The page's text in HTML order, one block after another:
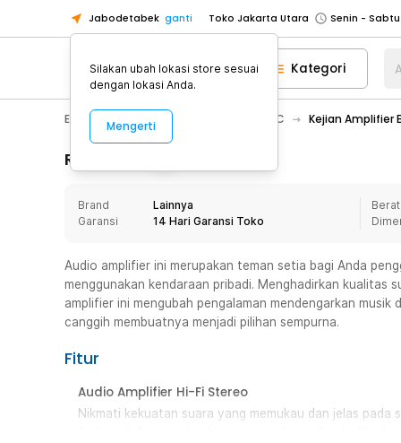
Jabodetabek ganti Toko Jakarta Utara
Toko Tangerang
Toko Cikupa
Pick n Go Jakarta Barat
Senin -
Pick n Go Bekasi
Senin - Jumat
Senin - Jumat
Senin -
Senin -
Toko Tangerang
Toko Cikupa
Pick n Go Jakarta Barat
Senin -
Kategori
Electronic Audio Amplifier & DAC Kejian Amplifier
Rincian Produk
Brand
Lainnya
Garansi
14 Hari Garansi Toko
Audio amplifier ini merupakan teman setia bagi Anda
menggunakan kendaraan pribadi. Menghadirkan kualitas
amplifier ini mengubah pengalaman mendengarkan
canggih membuatnya menjadi pilihan sempurna.
Fitur
Audio Amplifier Hi-Fi Stereo
Nikmati kekuatan suara yang memukau dan jelas pada
Silakan ubah lokasi store sesuai
dengan lokasi Anda.
Mengerti